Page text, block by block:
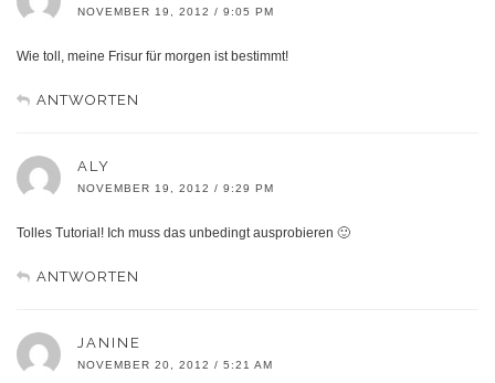
NOVEMBER 19, 2012 / 9:05 PM
Wie toll, meine Frisur für morgen ist bestimmt!
ANTWORTEN
ALY
NOVEMBER 19, 2012 / 9:29 PM
Tolles Tutorial! Ich muss das unbedingt ausprobieren 🙂
ANTWORTEN
JANINE
NOVEMBER 20, 2012 / 5:21 AM